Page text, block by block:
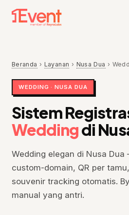
Beranda › Layanan › Nusa Dua ›
WEDDING · NUSA DUA
Sistem
Weddingdi
Wedding elegan di Nusa
custom-domain, QR per
souvenir tracking otomatis.
manual yang antri.